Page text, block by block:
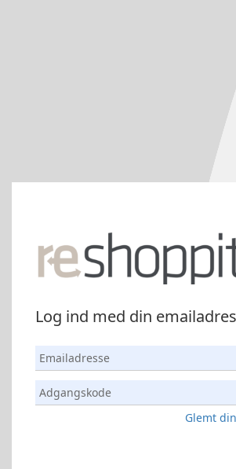
Log ind med din
Glemt